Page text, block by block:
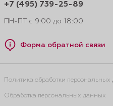
+7 (495) 739-25-89
ПН-ПТ с 9:00 до 18:00
Форма обратной связи
Политика обработки
Обработка персональных данных